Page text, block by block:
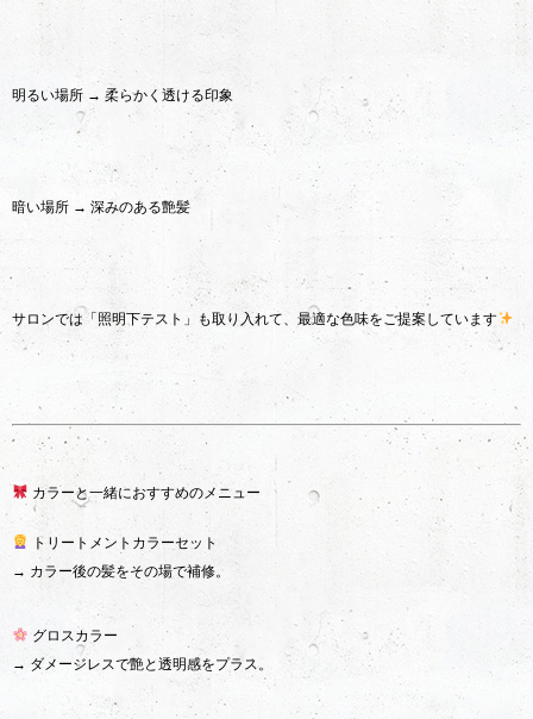
明るい場所 → 柔らかく透ける印象
暗い場所 → 深みのある艶髪
サロンでは「照明下テスト」も取り入れて、最適な色味をご提案しています
カラーと一緒におすすめのメニュー
トリートメントカラーセット
→ カラー後の髪をその場で補修。
グロスカラー
→ ダメージレスで艶と透明感をプラス。